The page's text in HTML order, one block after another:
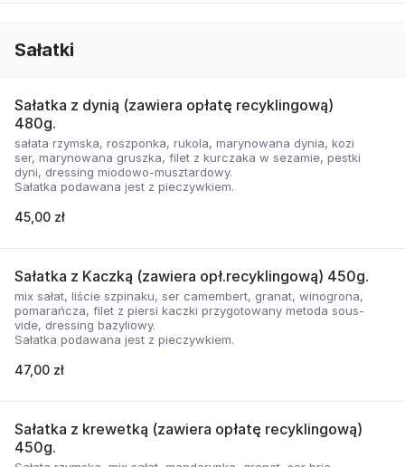
Sałatki
Sałatka z dynią (zawiera opłatę recyklingową)
480g.
sałata rzymska, roszponka, rukola, marynowana dynia, kozi
ser, marynowana gruszka, filet z kurczaka w sezamie, pestki
dyni, dressing miodowo-musztardowy.
Sałatka podawana jest z pieczywkiem.
45,00 zł
Sałatka z Kaczką (zawiera opł.recyklingową) 450g.
mix sałat, liście szpinaku, ser camembert, granat, winogrona,
pomarańcza, filet z piersi kaczki przygotowany metoda sous-
vide, dressing bazyliowy.
Sałatka podawana jest z pieczywkiem.
47,00 zł
Sałatka z krewetką (zawiera opłatę recyklingową)
450g.